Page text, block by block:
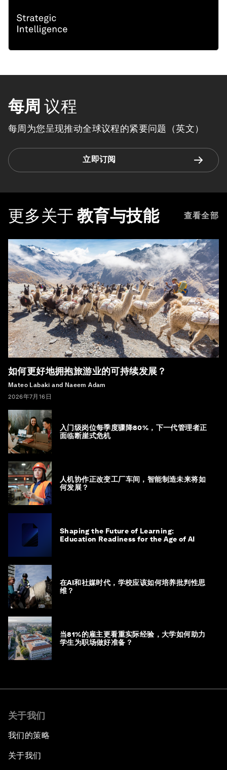
每周 议程
每周为您呈现推动全球议程的紧要问题（英文）
立即订阅
更多关于 教育与技能 查看全部
如何更好地拥抱旅游业的可持续发展？
Mateo Labaki and Naeem Adam
2026年7月16日
入门级岗位每季度骤降80%，下一代管理者正
面临断崖式危机
人机协作正改变工厂车间，智能制造未来将如
何发展？
Shaping the Future of Learning:
Education Readiness for the Age of AI
在AI和社媒时代，学校应该如何培养批判性思
维？
当81%的雇主更看重实际经验，大学如何助力
学生为职场做好准备？
关于我们
我们的策略
关于我们